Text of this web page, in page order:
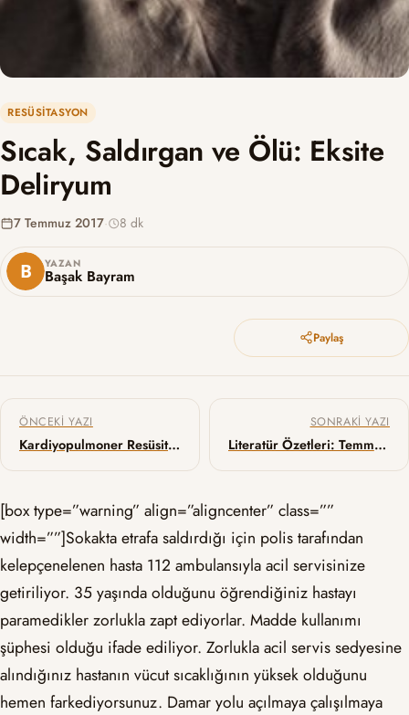
RESÜSITASYON
Sıcak, Saldırgan ve Ölü: Eksite
Deliryum
YAZAN
Başak Bayram
7 Temmuz 2017· 8 dk
Paylaş
Yazı gezinmesi
ÖNCEKI YAZI
Kardiyopulmoner Resüsitasyon (KPR) ile Tetiklenen Bilinç
SONRAKI YAZI
Literatür Özetleri: Temmuz 2017
[box type=”warning” align=”aligncenter” class=””
width=””]Sokakta etrafa saldırdığı için polis tarafından
kelepçenelenen hasta 112 ambulansıyla acil servisinize
getiriliyor. 35 yaşında olduğunu öğrendiğiniz hastayı
paramedikler zorlukla zapt ediyorlar. Madde kullanımı
şüphesi olduğu ifade ediliyor. Zorlukla acil servis sedyesine
alındığınız hastanın vücut sıcaklığının yüksek olduğunu
hemen farkediyorsunuz. Damar yolu açılmaya çalışılmaya